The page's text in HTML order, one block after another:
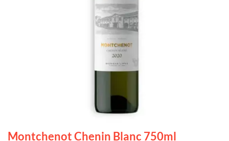
Montchenot Chenin Blanc 750ml